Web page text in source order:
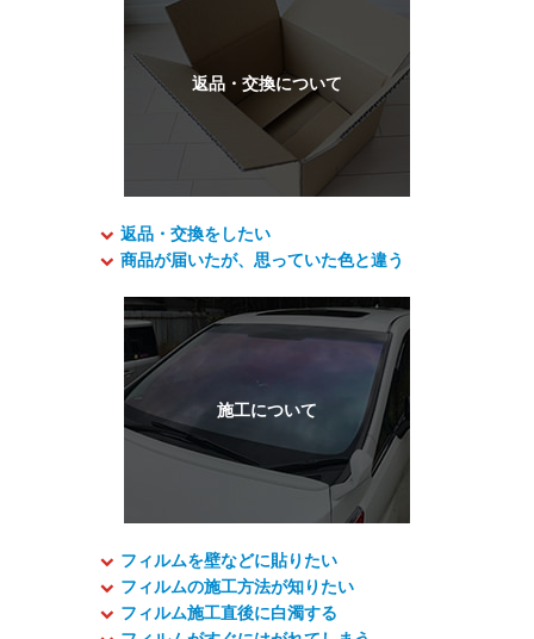
返品・交換をしたい
商品が届いたが、思っていた色と違う
フィルムを壁などに貼りたい
フィルムの施工方法が知りたい
フィルム施工直後に白濁する